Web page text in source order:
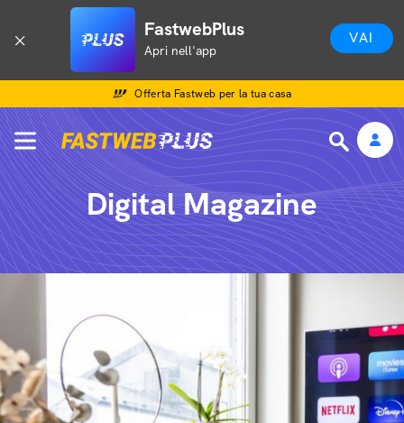
FastwebPlus
Apri nell'app
VAI
Offerta Fastweb per la tua casa
Digital Magazine